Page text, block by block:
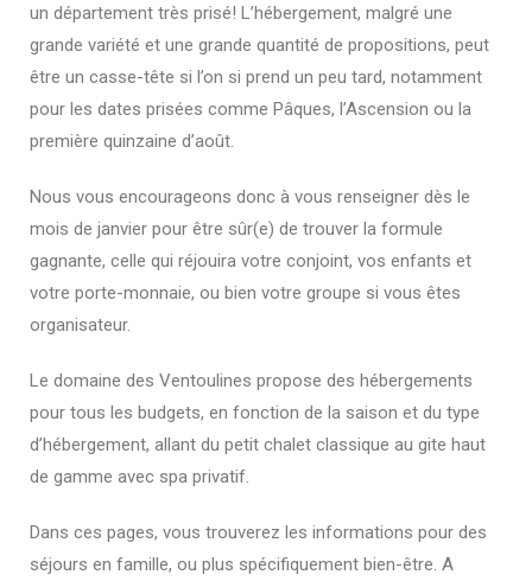
un département très prisé! L’hébergement, malgré une
grande variété et une grande quantité de propositions, peut
être un casse-tête si l’on si prend un peu tard, notamment
pour les dates prisées comme Pâques, l’Ascension ou la
première quinzaine d’août.
Nous vous encourageons donc à vous renseigner dès le
mois de janvier pour être sûr(e) de trouver la formule
gagnante, celle qui réjouira votre conjoint, vos enfants et
votre porte-monnaie, ou bien votre groupe si vous êtes
organisateur.
Le domaine des Ventoulines propose des hébergements
pour tous les budgets, en fonction de la saison et du type
d’hébergement, allant du petit chalet classique au gite haut
de gamme avec spa privatif.
Dans ces pages, vous trouverez les informations pour des
séjours en famille, ou plus spécifiquement bien-être. A